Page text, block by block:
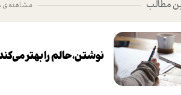
مطالب مشاهده ی
نوشتن، حالم را بهتر